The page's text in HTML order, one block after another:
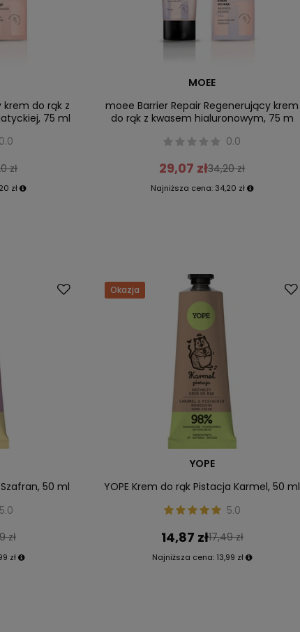
do rąk z
75 ml
0.0
zł
zł
MOEE
moee Barrier Repair Regenerujący krem
do rąk z kwasem hialuronowym, 75 m
0.0
29,07 zł34,20 zł
Najniższa cena: 34,20 zł
50 ml
5.0
zł
zł
Okazja
YOPE
YOPE Krem do rąk Pistacja Karmel, 50 ml
5.0
14,87 zł17,49 zł
Najniższa cena: 13,99 zł